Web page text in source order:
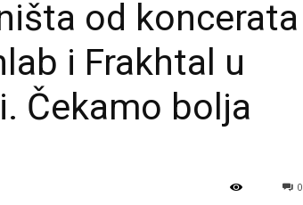
od koncerata
i Frakhtal u
Čekamo bolja
0